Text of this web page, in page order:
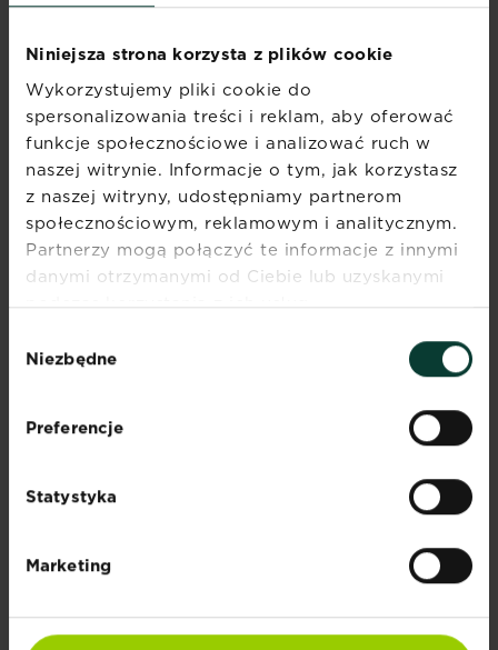
Niniejsza strona korzysta z plików cookie
Wykorzystujemy pliki cookie do
spersonalizowania treści i reklam, aby oferować
funkcje społecznościowe i analizować ruch w
naszej witrynie. Informacje o tym, jak korzystasz
z naszej witryny, udostępniamy partnerom
społecznościowym, reklamowym i analitycznym.
Partnerzy mogą połączyć te informacje z innymi
danymi otrzymanymi od Ciebie lub uzyskanymi
podczas korzystania z ich usług.
zgody
Niezbędne
Preferencje
Statystyka
Marketing
odbiegają od tych, które dotyczą innych części
ogrodu. Należy tylko zapewnić pnączom
porządnie zamocowaną kratkę, po której
powojnik będzie się wspinać. Najlepsze są kratki
metalowe lub drewniane wkopane w ziemię przy
budynku lub przymocowane do ściany. Zbyt
słabe podpory mogą połamać się pod ciężarem
rośliny lub naporem wiatru.
POWOJNIK W POJEMNIKACH
Do sadzenia clematisów warto wybrać donicę o